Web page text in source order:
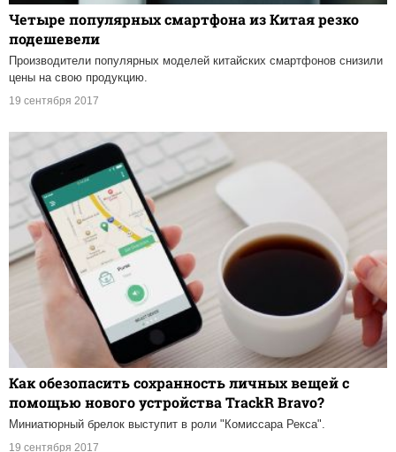
Четыре популярных смартфона из Китая резко
подешевели
Производители популярных моделей китайских смартфонов снизили
цены на свою продукцию.
19 сентября 2017
Как обезопасить сохранность личных вещей с
помощью нового устройства TrackR Bravo?
Миниатюрный брелок выступит в роли "Комиссара Рекса".
19 сентября 2017